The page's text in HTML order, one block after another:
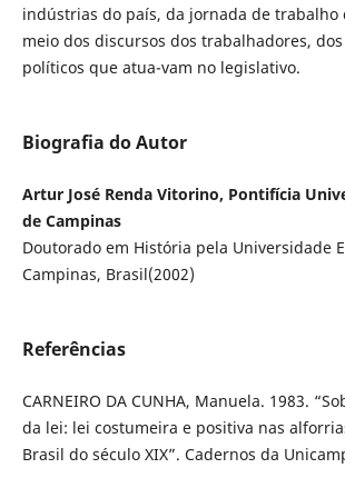
indústrias do país, da jornada de trabalho
meio dos discursos dos trabalhadores,
políticos que atua-vam no legislativo.
Biografia do Autor
Artur José Renda Vitorino, Pontifícia
de Campinas
Doutorado em História pela Universidade
Campinas, Brasil(2002)
Referências
CARNEIRO DA CUNHA, Manuela. 1983.
da lei: lei costumeira e positiva nas
Brasil do século XIX”. Cadernos da